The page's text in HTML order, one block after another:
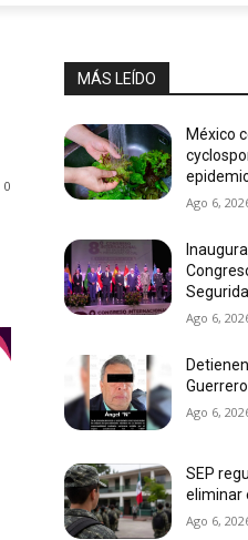
0
MÁS LEÍDO
México
Ago 6,
Ago 6,
Ago 6,
SEP
eliminar
Ago 6,